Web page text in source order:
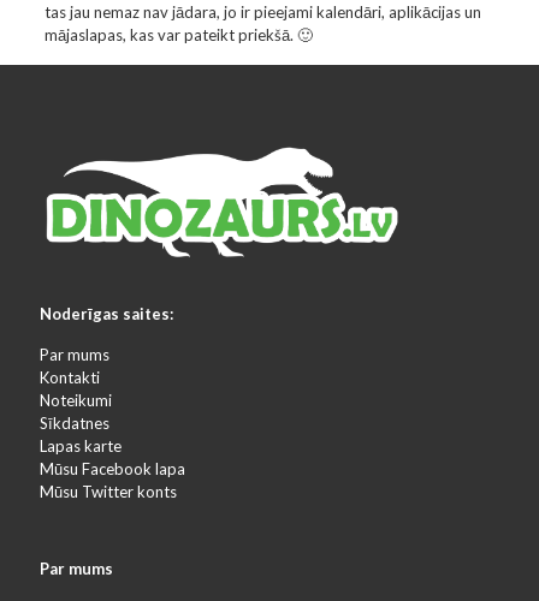
tas jau nemaz nav jādara, jo ir pieejami kalendāri, aplikācijas un
mājaslapas, kas var pateikt priekšā. 🙂
Noderīgas saites:
Par mums
Kontakti
Noteikumi
Sīkdatnes
Lapas karte
Mūsu Facebook lapa
Mūsu Twitter konts
Par mums